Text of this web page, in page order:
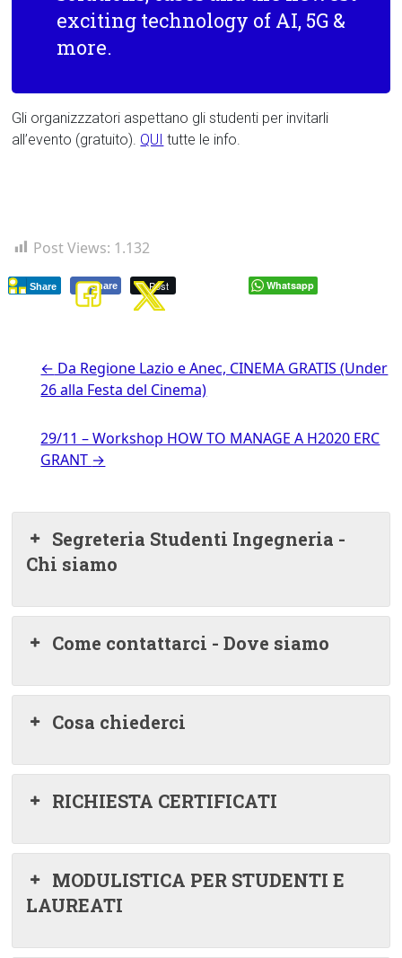
exciting technology of AI, 5G &
more.
Gli organizzzatori aspettano gli studenti per invitarli
all’evento (gratuito). QUI tutte le info.
Post Views: 1.132
Share Post
Share Whatsapp
← Da Regione Lazio e Anec, CINEMA GRATIS (Under
26 alla Festa del Cinema)
29/11 – Workshop HOW TO MANAGE A H2020 ERC
GRANT →
Segreteria Studenti Ingegneria -
Chi siamo
Come contattarci - Dove siamo
Cosa chiederci
RICHIESTA CERTIFICATI
MODULISTICA PER STUDENTI E
LAUREATI